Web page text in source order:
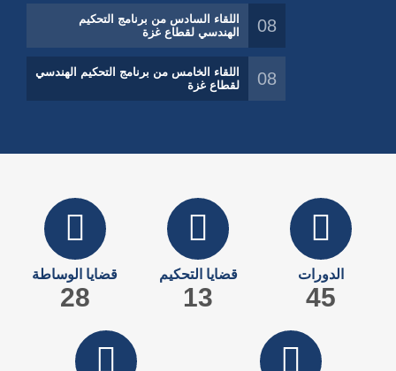
08
اللقاء السادس من برنامج التحكيم
الهندسي لقطاع غزة
08
اللقاء الخامس من برنامج التحكيم الهندسي
لقطاع غزة
الدورات
45
قضايا التحكيم
13
قضايا الوساطة
28